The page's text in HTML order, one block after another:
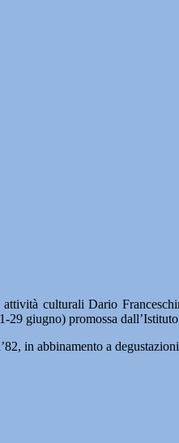
culturali Dario
29 giugno) promossa
in abbinamento a